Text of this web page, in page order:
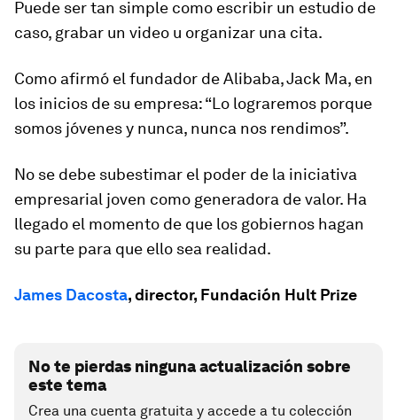
Puede ser tan simple como escribir un estudio de
caso, grabar un video u organizar una cita.
Como afirmó el fundador de Alibaba, Jack Ma, en
los inicios de su empresa: “Lo lograremos porque
somos jóvenes y nunca, nunca nos rendimos”.
No se debe subestimar el poder de la iniciativa
empresarial joven como generadora de valor. Ha
llegado el momento de que los gobiernos hagan
su parte para que ello sea realidad.
James Dacosta, director, Fundación Hult Prize
No te pierdas ninguna actualización sobre
este tema
Crea una cuenta gratuita y accede a tu colección